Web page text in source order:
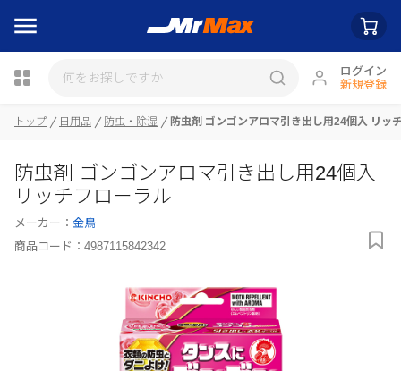
ログイン
新規登録
トップ 日用品 防虫・除湿 防虫剤 ゴンゴンアロマ引き出し用24個入 リッ
防虫剤 ゴンゴンアロマ引き出し用24個入
リッチフローラル
メーカー： 金鳥
商品コード： 4987115842342